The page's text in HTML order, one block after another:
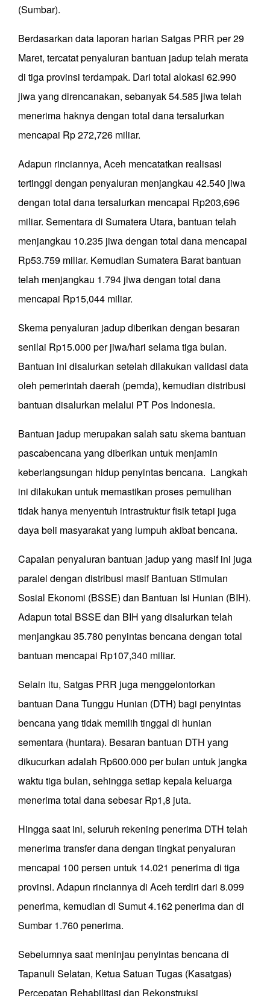
(Sumbar).
Berdasarkan data laporan harian Satgas PRR per 29
Maret, tercatat penyaluran bantuan jadup telah merata
di tiga provinsi terdampak. Dari total alokasi 62.990
jiwa yang direncanakan, sebanyak 54.585 jiwa telah
menerima haknya dengan total dana tersalurkan
mencapai Rp 272,726 miliar.
Adapun rinciannya, Aceh mencatatkan realisasi
tertinggi dengan penyaluran menjangkau 42.540 jiwa
dengan total dana tersalurkan mencapai Rp203,696
miliar. Sementara di Sumatera Utara, bantuan telah
menjangkau 10.235 jiwa dengan total dana mencapai
Rp53.759 miliar. Kemudian Sumatera Barat bantuan
telah menjangkau 1.794 jiwa dengan total dana
mencapai Rp15,044 miliar.
Skema penyaluran jadup diberikan dengan besaran
senilai Rp15.000 per jiwa/hari selama tiga bulan.
Bantuan ini disalurkan setelah dilakukan validasi data
oleh pemerintah daerah (pemda), kemudian distribusi
bantuan disalurkan melalui PT Pos Indonesia.
Bantuan jadup merupakan salah satu skema bantuan
pascabencana yang diberikan untuk menjamin
keberlangsungan hidup penyintas bencana. Langkah
ini dilakukan untuk memastikan proses pemulihan
tidak hanya menyentuh intrastruktur fisik tetapi juga
daya beli masyarakat yang lumpuh akibat bencana.
Capaian penyaluran bantuan jadup yang masif ini juga
paralel dengan distribusi masif Bantuan Stimulan
Sosial Ekonomi (BSSE) dan Bantuan Isi Hunian (BIH).
Adapun total BSSE dan BIH yang disalurkan telah
menjangkau 35.780 penyintas bencana dengan total
bantuan mencapai Rp107,340 miliar.
Selain itu, Satgas PRR juga menggelontorkan
bantuan Dana Tunggu Hunian (DTH) bagi penyintas
bencana yang tidak memilih tinggal di hunian
sementara (huntara). Besaran bantuan DTH yang
dikucurkan adalah Rp600.000 per bulan untuk jangka
waktu tiga bulan, sehingga setiap kepala keluarga
menerima total dana sebesar Rp1,8 juta.
Hingga saat ini, seluruh rekening penerima DTH telah
menerima transfer dana dengan tingkat penyaluran
mencapai 100 persen untuk 14.021 penerima di tiga
provinsi. Adapun rinciannya di Aceh terdiri dari 8.099
penerima, kemudian di Sumut 4.162 penerima dan di
Sumbar 1.760 penerima.
Sebelumnya saat meninjau penyintas bencana di
Tapanuli Selatan, Ketua Satuan Tugas (Kasatgas)
Percepatan Rehabilitasi dan Rekonstruksi